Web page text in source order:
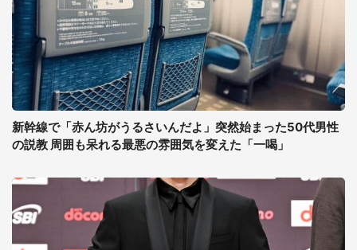
新幹線で「赤ん坊がうるさいんだよ」突然始まった50代男性
の説教 周囲も呆れる最悪の雰囲気を変えた「一喝」